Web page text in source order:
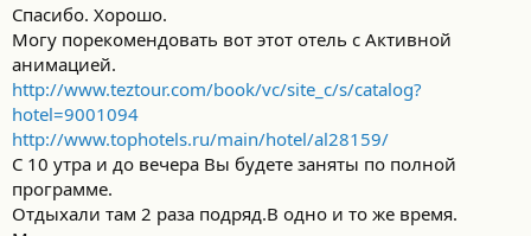
Спасибо. Хорошо.
Могу порекомендовать вот этот отель с Активной
анимацией.
http://www.teztour.com/book/vc/site_c/s/catalog?
hotel=9001094
http://www.tophotels.ru/main/hotel/al28159/
С 10 утра и до вечера Вы будете заняты по полной
программе.
Отдыхали там 2 раза подряд.В одно и то же время.